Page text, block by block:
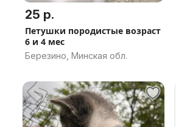
25 р.
Петушки породистые возраст
6 и 4 мес
Березино, Минская обл.